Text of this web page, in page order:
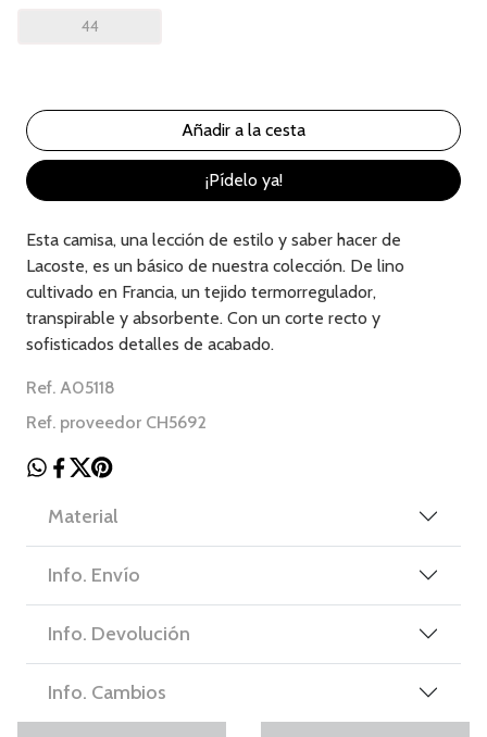
44
¡Pídelo ya!
Esta camisa, una lección de estilo y saber hacer de
Lacoste, es un básico de nuestra colección. De lino
cultivado en Francia, un tejido termorregulador,
transpirable y absorbente. Con un corte recto y
sofisticados detalles de acabado.
Ref. A05118
Ref. proveedor CH5692
Material
Info. Envío
Info. Devolución
Info. Cambios